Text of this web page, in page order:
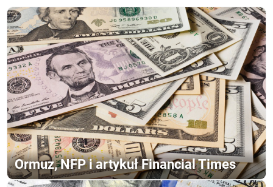
Ormuz, NFP i artykuł Financial Times